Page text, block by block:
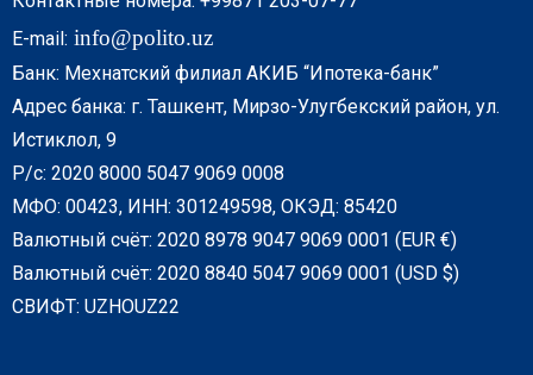
E-mail: info@polito.uz
Банк: Мехнатский филиал АКИБ “Ипотека-банк”
Адрес банка: г. Ташкент, Мирзо-Улугбекский район, ул.
Истиклол, 9
Р/с: 2020 8000 5047 9069 0008
МФО: 00423, ИНН: 301249598, ОКЭД: 85420
Валютный счёт: 2020 8978 9047 9069 0001 (EUR €)
Валютный счёт: 2020 8840 5047 9069 0001 (USD $)
СВИФТ: UZHOUZ22